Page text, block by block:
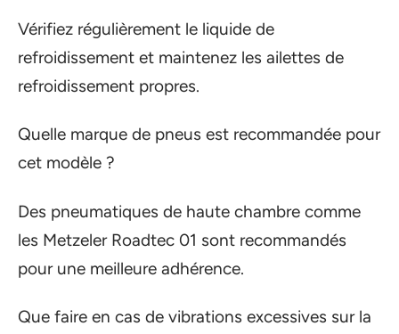
Vérifiez régulièrement le liquide de
refroidissement et maintenez les ailettes de
refroidissement propres.
Quelle marque de pneus est recommandée pour
cet modèle ?
Des pneumatiques de haute chambre comme
les Metzeler Roadtec 01 sont recommandés
pour une meilleure adhérence.
Que faire en cas de vibrations excessives sur la